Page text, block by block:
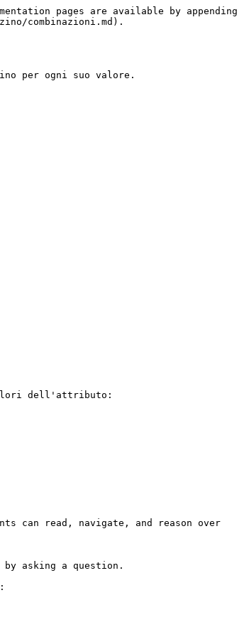
pages are available by appending
combinazioni.md).
per ogni suo valore.
dell'attributo:
can read, navigate, and reason over
asking a question.